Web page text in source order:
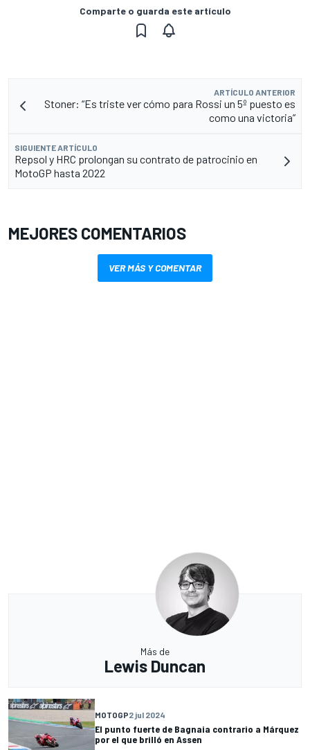
Comparte o guarda este artículo
ARTÍCULO ANTERIOR
Stoner: “Es triste ver cómo para Rossi un 5º puesto es
como una victoria”
SIGUIENTE ARTÍCULO
Repsol y HRC prolongan su contrato de patrocinio en
MotoGP hasta 2022
MEJORES COMENTARIOS
VER MÁS Y COMENTAR
Más de
Lewis Duncan
MOTOGP2 jul 2024
El punto fuerte de Bagnaia contrario a Márquez
por el que brilló en Assen